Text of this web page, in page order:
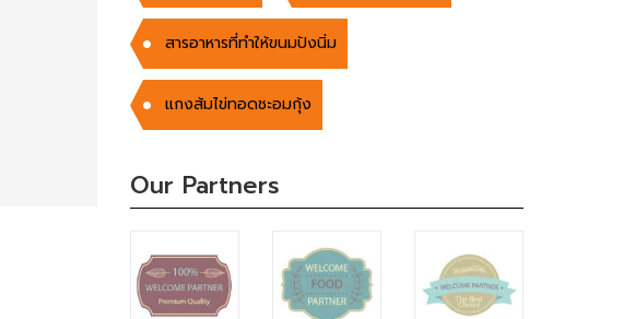
สารอาหารที่ทำให้ขนมปังนิ่ม
แกงส้มไข่ทอดชะอมกุ้ง
Our Partners